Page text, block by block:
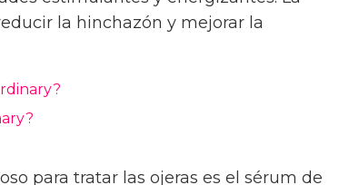
la hinchazón y mejorar la
para tratar las ojeras es el sérum de